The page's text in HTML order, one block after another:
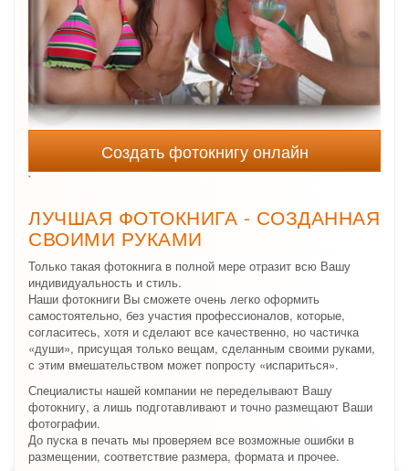
Создать фотокнигу онлайн
`
ЛУЧШАЯ ФОТОКНИГА - СОЗДАННАЯ
СВОИМИ РУКАМИ
Только такая фотокнига в полной мере отразит всю Вашу
индивидуальность и стиль.
Наши фотокниги Вы сможете очень легко оформить
самостоятельно, без участия профессионалов, которые,
согласитесь, хотя и сделают все качественно, но частичка
«души», присущая только вещам, сделанным своими руками,
с этим вмешательством может попросту «испариться».
Специалисты нашей компании не переделывают Вашу
фотокнигу, а лишь подготавливают и точно размещают Ваши
фотографии.
До пуска в печать мы проверяем все возможные ошибки в
размещении, соответствие размера, формата и прочее.